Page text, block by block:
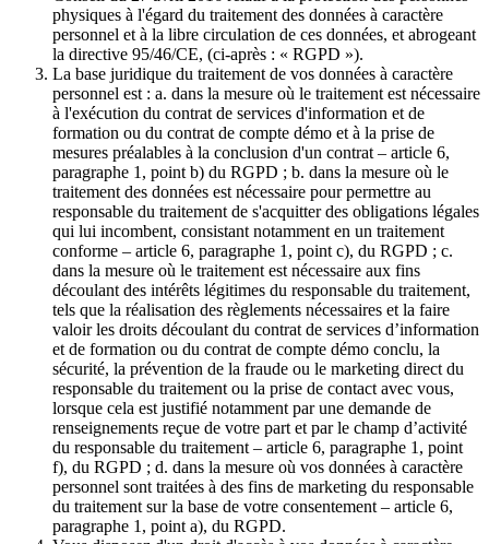
physiques à l'égard du traitement des données à caractère
personnel et à la libre circulation de ces données, et abrogeant
la directive 95/46/CE, (ci-après : « RGPD »).
La base juridique du traitement de vos données à caractère
personnel est : a. dans la mesure où le traitement est nécessaire
à l'exécution du contrat de services d'information et de
formation ou du contrat de compte démo et à la prise de
mesures préalables à la conclusion d'un contrat – article 6,
paragraphe 1, point b) du RGPD ; b. dans la mesure où le
traitement des données est nécessaire pour permettre au
responsable du traitement de s'acquitter des obligations légales
qui lui incombent, consistant notamment en un traitement
conforme – article 6, paragraphe 1, point c), du RGPD ; c.
dans la mesure où le traitement est nécessaire aux fins
découlant des intérêts légitimes du responsable du traitement,
tels que la réalisation des règlements nécessaires et la faire
valoir les droits découlant du contrat de services d’information
et de formation ou du contrat de compte démo conclu, la
sécurité, la prévention de la fraude ou le marketing direct du
responsable du traitement ou la prise de contact avec vous,
lorsque cela est justifié notamment par une demande de
renseignements reçue de votre part et par le champ d’activité
du responsable du traitement – article 6, paragraphe 1, point
f), du RGPD ; d. dans la mesure où vos données à caractère
personnel sont traitées à des fins de marketing du responsable
du traitement sur la base de votre consentement – article 6,
paragraphe 1, point a), du RGPD.